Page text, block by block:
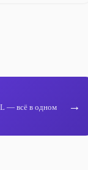
— всё в одном
→